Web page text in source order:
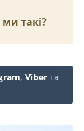
такі?
, Viber та